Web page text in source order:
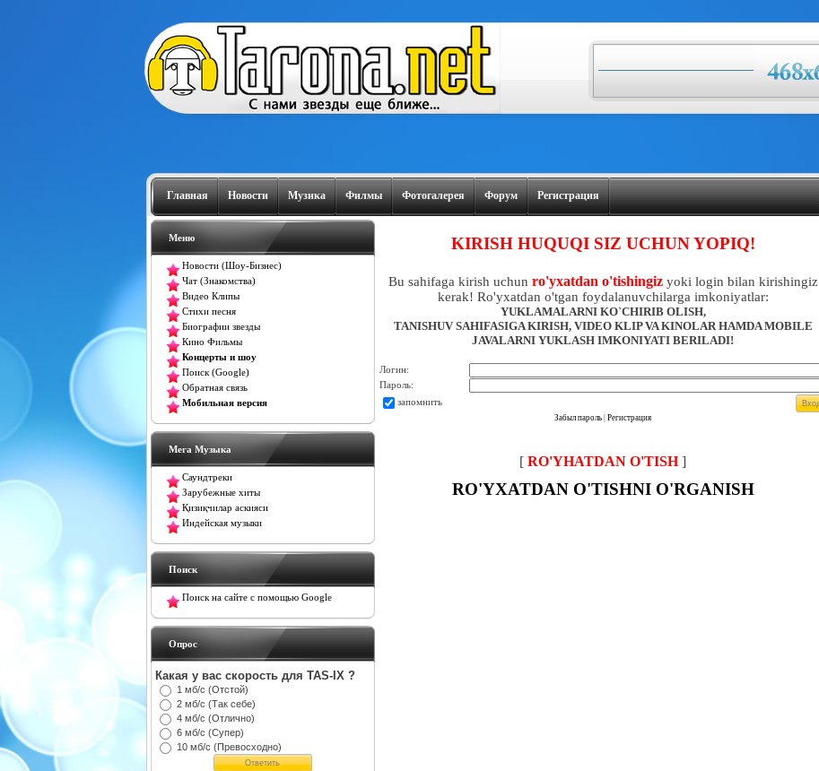
Главная Новости Музика Филмы Фотогалерея Форум Регистрация
Меню
Новости (Шоу-Бизнес)
Чат (Знакомства)
Видео Клипы
Стихи песня
Биографии звезды
Кино Фильмы
Концерты и шоу
Поиск (Google)
Обратная связь
Мобильная версия
Мега Музыка
Саундтреки
Зарубежные хиты
Қизиқчилар аскияси
Индейская музыки
Поиск
Поиск на сайте с помощью Google
Oпрос
Какая у вас скорость для TAS-IX ?
1 мб/с (Отстой)
2 мб/с (Так себе)
4 мб/с (Отлично)
6 мб/с (Супер)
10 мб/с (Превосходно)
KIRISH HUQUQI SIZ UCHUN YOPIQ!
Bu sahifaga kirish uchun ro'yxatdan o'tishingizyoki login bilan kirishingiz
kerak! Ro'yxatdan o'tgan foydalanuvchilarga imkoniyatlar:
YUKLAMALARNI KO`CHIRIB OLISH,
TANISHUV SAHIFASIGA KIRISH, VIDEO KLIP VA KINOLAR HAMDA MOBILE
JAVALARNI YUKLASH IMKONIYATI BERILADI!
Логин:
Пароль:
запомнить
Забыл пароль Регистрация
[ RO'YHATDAN O'TISH]
RO'YXATDAN O'TISHNI O'RGANISH